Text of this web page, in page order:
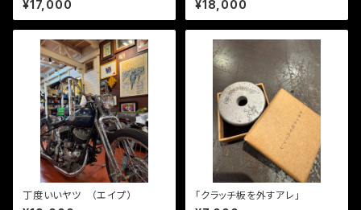
¥17,000 ¥18,000
丁度いいヤツ （エイプ） 「クラッチ板を外すアレ」